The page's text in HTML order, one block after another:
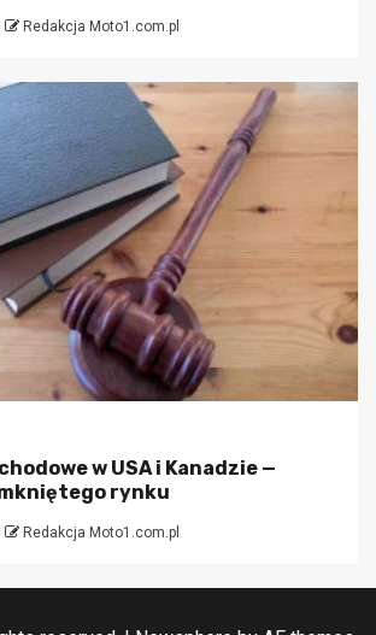
Redakcja Moto1.com.pl
w USA i Kanadzie —
rynku
Redakcja Moto1.com.pl